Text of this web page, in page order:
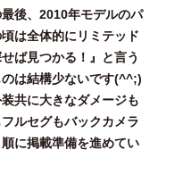
後、2010年モデルのパ
は全体的にリミテッド
ば見つかる！』と言う
は結構少ないです(^^;)
共に大きなダメージも
ルセグもバックカメラ
に掲載準備を進めてい